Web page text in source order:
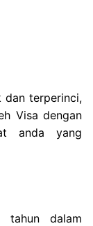
dan terperinci,
Visa dengan
anda yang
tahun dalam